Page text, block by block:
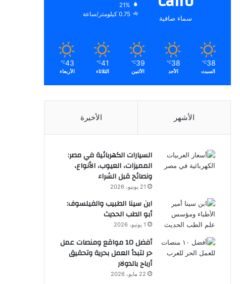
سماء صافية
21%
0.75 كيلومتر/ساعة
38
℃
السبت
38
℃
الأحد
39
℃
الأثنين
41
℃
الثلاثاء
43
℃
الأربعاء
الأشهر الأخيرة
السيارات الكهربائية في مصر:
المميزات، العيوب، الأنواع،
ونصائح قبل الشراء
21 يونيو، 2026
ابن سينا الطبيب والفيلسوف:
أبو الطب الحديث
1 يونيو، 2026
أفضل 10 مواقع ومنصات عمل
حر لتبدأ العمل بحرية وتحقيق
أرباح بالدولار
22 مايو، 2026